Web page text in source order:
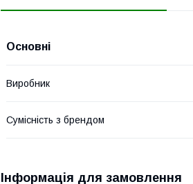
Основні
Виробник
Сумісність з брендом
Інформація для замовлення